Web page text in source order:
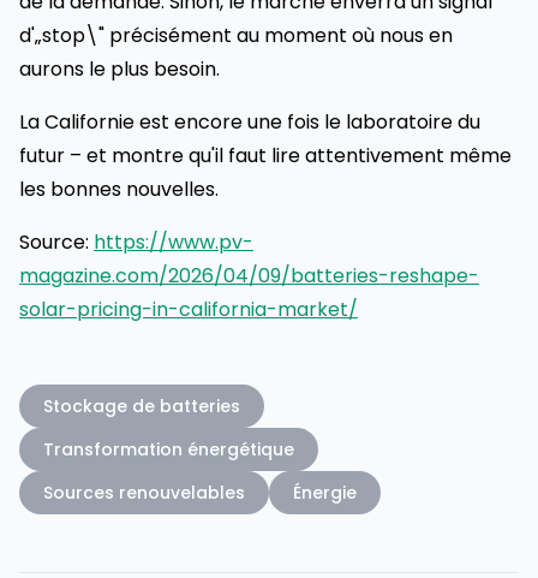
d'„stop\" précisément au moment où nous en
aurons le plus besoin.
La Californie est encore une fois le laboratoire du
futur – et montre qu'il faut lire attentivement même
les bonnes nouvelles.
Source: https://www.pv-
magazine.com/2026/04/09/batteries-reshape-
solar-pricing-in-california-market/
Stockage de batteries
Transformation énergétique
Sources renouvelables
Énergie